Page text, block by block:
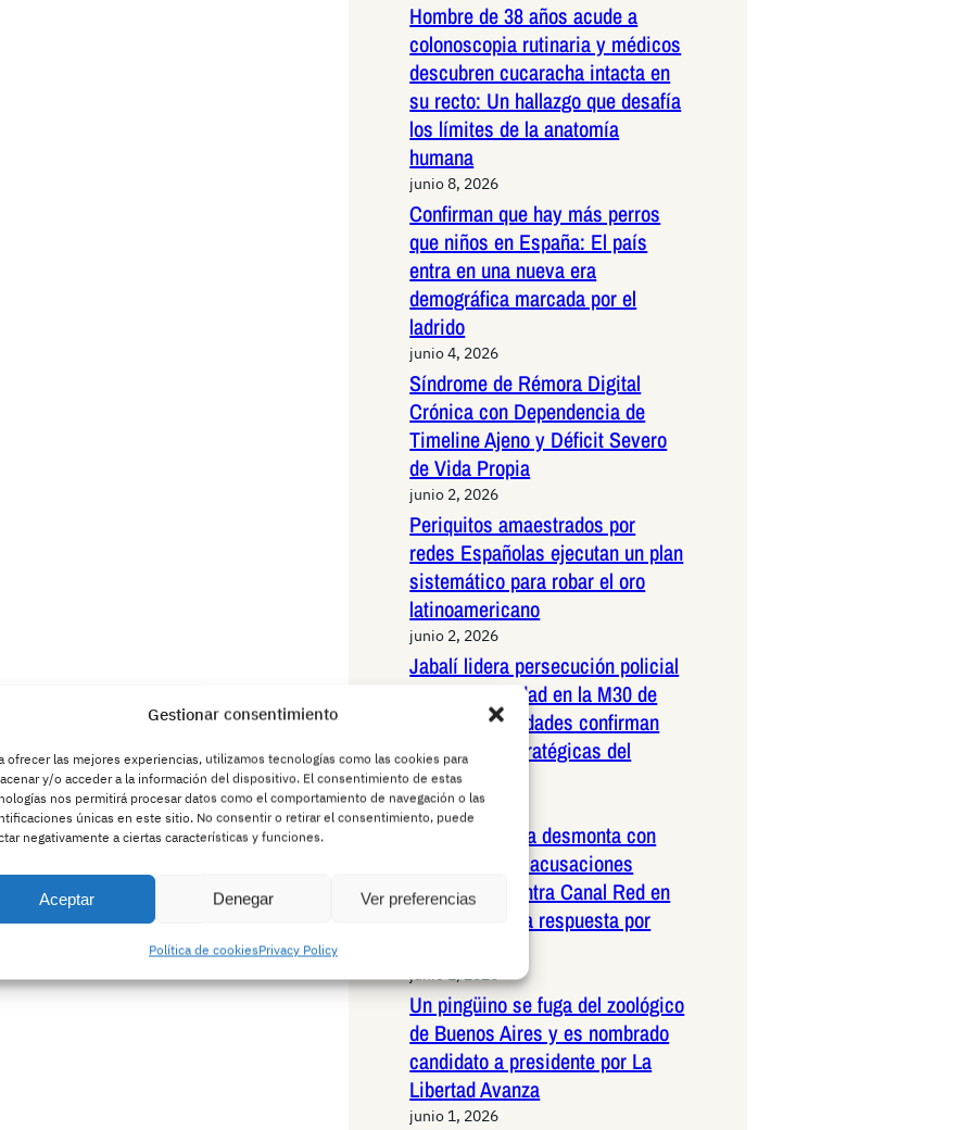
Gestionar consentimiento
ofrecer las mejores experiencias, utilizamos tecnologías como las cookies para
y/o acceder a la información del dispositivo. El consentimiento de estas
nos permitirá procesar datos como el comportamiento de navegación o las
únicas en este sitio. No consentir o retirar el consentimiento, puede
negativamente a ciertas características y funciones.
Aceptar Denegar Ver preferencias
Política de cookiesPrivacy Policy
Hombre de 38 años acude a
colonoscopia rutinaria y médicos
descubren cucaracha intacta en
su recto: Un hallazgo que desafía
los límites de la anatomía
humana
junio 8, 2026
Confirman que hay más perros
que niños en España: El país
entra en una nueva era
demográfica marcada por el
ladrido
junio 4, 2026
Síndrome de Rémora Digital
Crónica con Dependencia de
Timeline Ajeno y Déficit Severo
de Vida Propia
junio 2, 2026
Periquitos amaestrados por
redes Españolas ejecutan un plan
sistemático para robar el oro
latinoamericano
junio 2, 2026
Jabalí lidera persecución policial
de alta velocidad en la M30 de
Madrid: Autoridades confirman
maniobras estratégicas del
animal
junio 1, 2026
Pedro Honrubia desmonta con
rotundidad las acusaciones
infundadas contra Canal Red en
una exhaustiva respuesta por
junio 1, 2026
Un pingüino se fuga del zoológico
de Buenos Aires y es nombrado
candidato a presidente por La
Libertad Avanza
junio 1, 2026